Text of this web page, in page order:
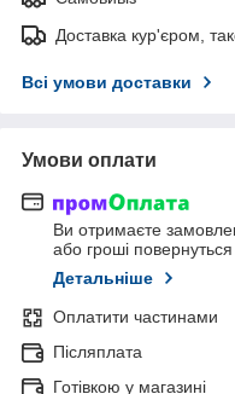
Доставка кур'єром,
Всі умови доставки
Умови оплати
Ви отримаєте
або гроші
Детальніше
Оплатити частинами
Післяплата
Готівкою у магазині